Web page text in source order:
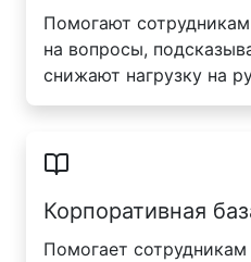
Помогают
на вопросы,
снижают нагрузку на
Корпоративная
Помогает